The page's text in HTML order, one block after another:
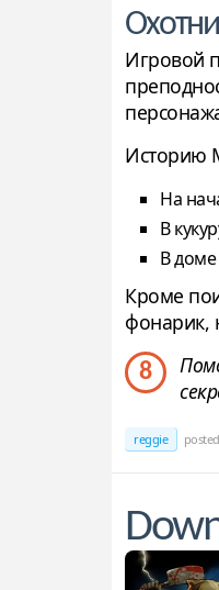
Игровой
Историю
На
В
В
Кроме
фонарик,
8
reggie